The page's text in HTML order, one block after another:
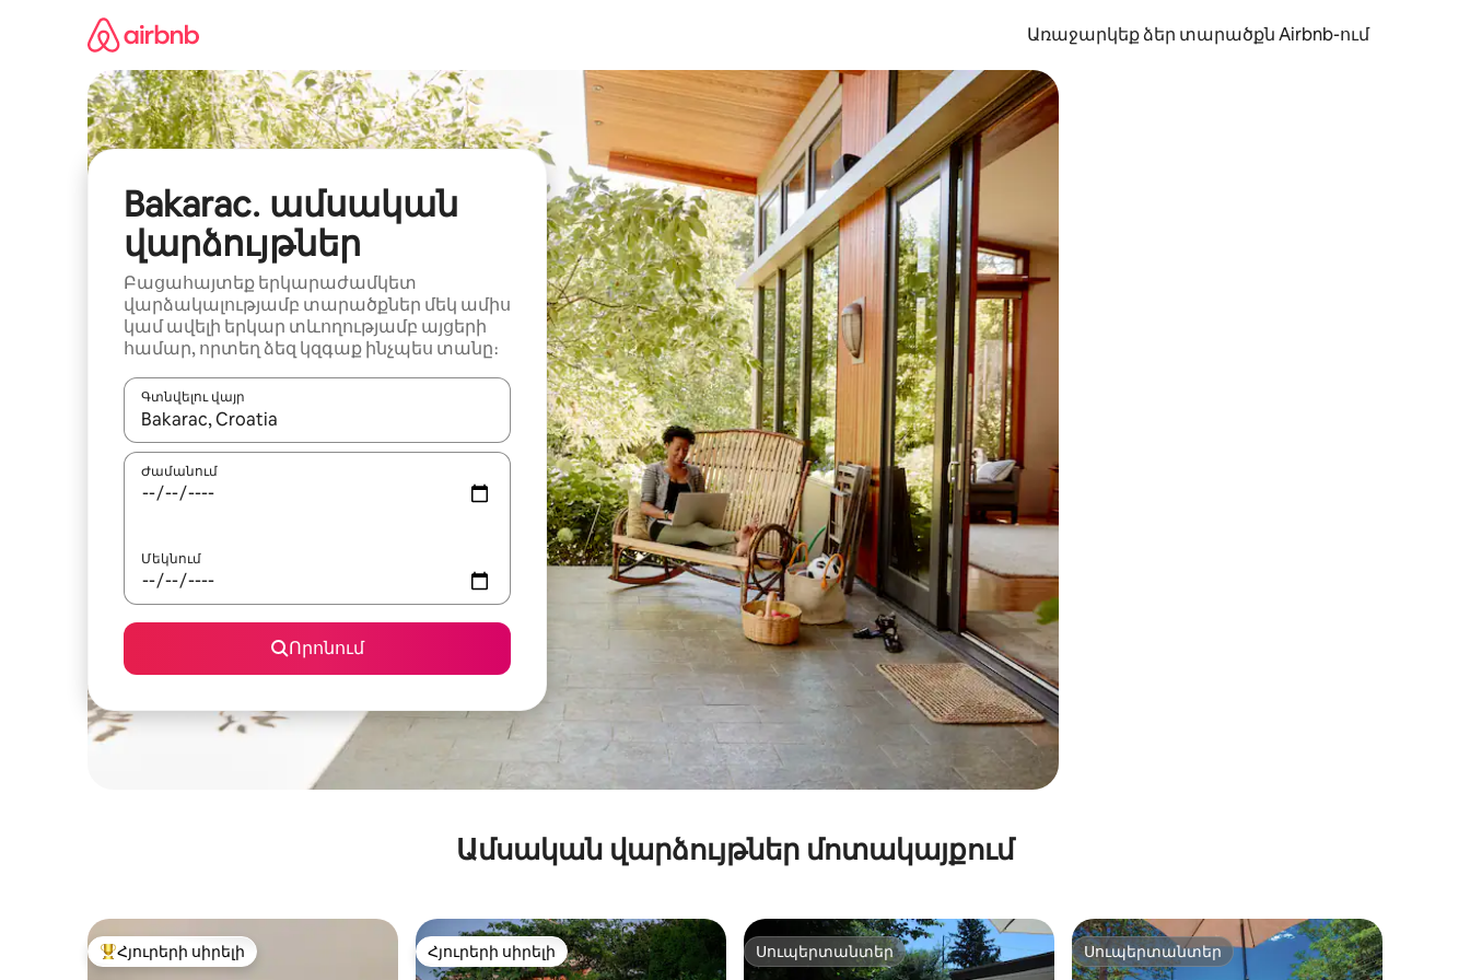
բովանդակությանը
Առաջարկեք ձեր տարածքն Airbnb-ում
Bakarac․ ամսական
վարձույթներ
Բացահայտեք երկարաժամկետ
վարձակալությամբ տարածքներ մեկ ամիս
կամ ավելի երկար տևողությամբ այցերի
համար, որտեղ ձեզ կզգաք ինչպես տանը։
Գտնվելու վայր
Երբ արդյունքները հասանելի լինեն, սլաքների ստեղներով նավարկեք վեր և վար կամ ուսումնասիրեք հպելով կամ մատը սահեցնելով։
Ժամանում
Մեկնում
Որոնում
Ամսական վարձույթներ մոտակայքում
Հյուրերի սիրելի լավագույն տները
Հյուրերի սիրելի Հյուրերի սիրելի
Հյուրերի սիրելի Սուպերտանտեր
Սուպերտանտեր Սուպերտանտեր
Սուպերտանտեր